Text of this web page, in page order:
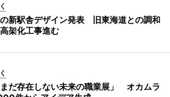
新駅舎デザイン発表 旧東海道との調和
架化工事進む
だ存在しない未来の職業展」 オカムラ